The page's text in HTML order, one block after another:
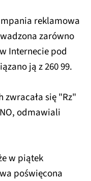
reklamowa
zarówno
Internecie pod
ją z 260 99.
zwracała się "Rz"
odmawiali
w piątek
poświęcona